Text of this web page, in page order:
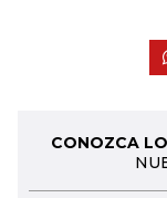
CONOZCA